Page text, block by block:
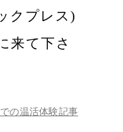
クプレス)
来て下さ
の温活体験記事